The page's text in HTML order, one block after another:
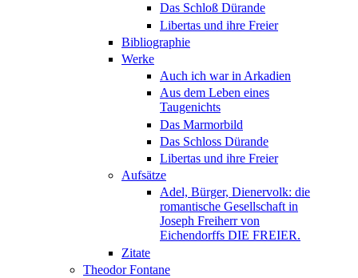
Das Schloß Dürande
Libertas und ihre Freier
Bibliographie
Werke
Auch ich war in Arkadien
Aus dem Leben eines
Taugenichts
Das Marmorbild
Das Schloss Dürande
Libertas und ihre Freier
Aufsätze
Adel, Bürger, Dienervolk: die
romantische Gesellschaft in
Joseph Freiherr von
Eichendorffs DIE FREIER.
Zitate
Theodor Fontane